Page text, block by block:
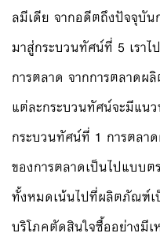
ลมีเดีย จากอดีตถึงปัจจุบัน
มาสู่กระบวนทัศน์ที่ 5 เรา
การตลาด จากการตลาด
แต่ละกระบวนทัศน์จะมีแน
กระบวนทัศน์ที่ 1 การตล
ของการตลาดเป็นไปแบบ
ทั้งหมดเน้นไปที่ผลิตภัณฑ์
บริโภคตัดสินใจซื้ออย่างมีเ